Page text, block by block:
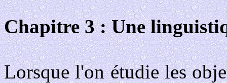
Chapitre 3 : Une
Lorsque l'on étudie les